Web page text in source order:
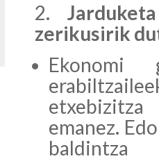
zerikusirik
Ekonomi
emanez.
baldintza